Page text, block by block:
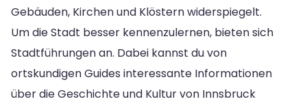
Gebäuden, Kirchen und Klöstern widerspiegelt.
Um die Stadt besser kennenzulernen, bieten sich
Stadtführungen an. Dabei kannst du von
ortskundigen Guides interessante Informationen
über die Geschichte und Kultur von Innsbruck